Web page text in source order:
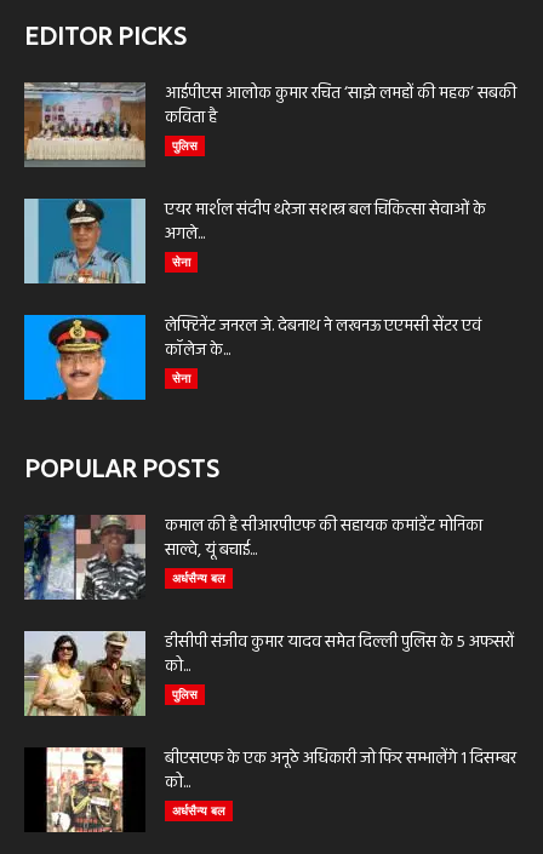
EDITOR PICKS
आईपीएस आलोक कुमार रचित ‘साझे लमहों की महक’ सबकी
कविता है
पुलिस
एयर मार्शल संदीप थरेजा सशस्त्र बल चिकित्सा सेवाओं के
अगले...
सेना
लेफ्टिनेंट जनरल जे. देबनाथ ने लखनऊ एएमसी सेंटर एवं
कॉलेज के...
सेना
POPULAR POSTS
कमाल की है सीआरपीएफ की सहायक कमांडेंट मोनिका
साल्वे, यूं बचाई...
अर्धसैन्य बल
डीसीपी संजीव कुमार यादव समेत दिल्ली पुलिस के 5 अफसरों
को...
पुलिस
बीएसएफ के एक अनूठे अधिकारी जो फिर सम्भालेंगे 1 दिसम्बर
को...
अर्धसैन्य बल